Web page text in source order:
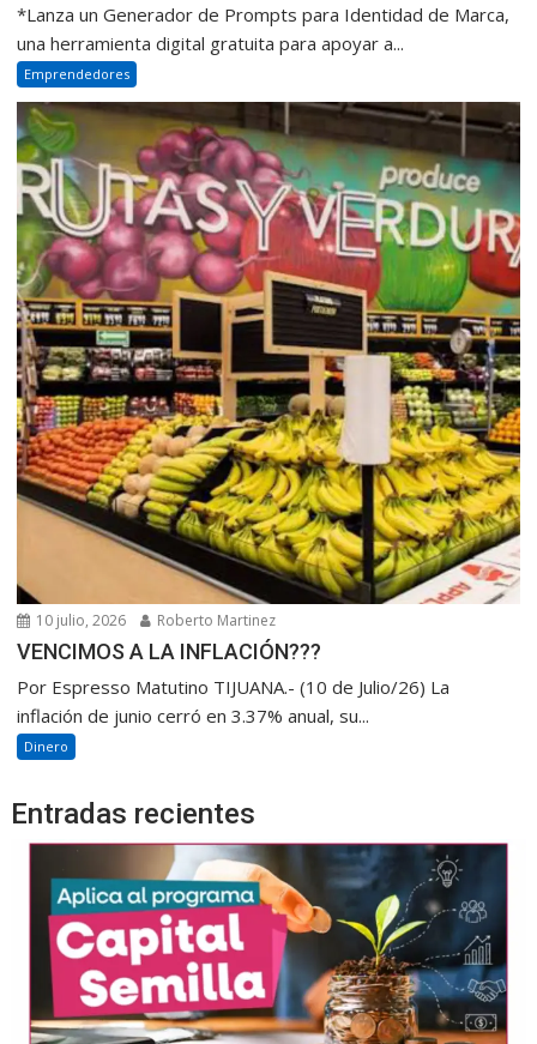
*Lanza un Generador de Prompts para Identidad de Marca,
una herramienta digital gratuita para apoyar a...
Emprendedores
10 julio, 2026 Roberto Martinez
VENCIMOS A LA INFLACIÓN???
Por Espresso Matutino TIJUANA.- (10 de Julio/26) La
inflación de junio cerró en 3.37% anual, su...
Dinero
Entradas recientes